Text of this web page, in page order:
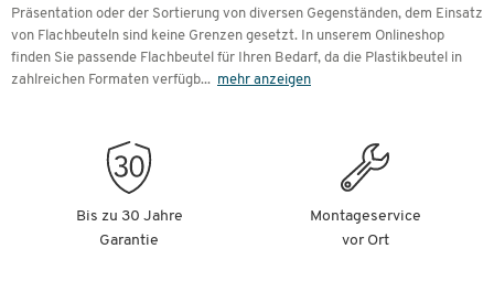
Präsentation oder der Sortierung von diversen Gegenständen, dem Einsatz
von Flachbeuteln sind keine Grenzen gesetzt. In unserem Onlineshop
finden Sie passende Flachbeutel für Ihren Bedarf, da die Plastikbeutel in
zahlreichen Formaten verfügb... mehr anzeigen
Bis zu 30 Jahre
Garantie
Montageservice
vor Ort